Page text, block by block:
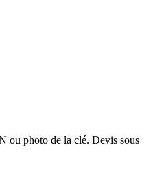
ou photo de la clé. Devis sous